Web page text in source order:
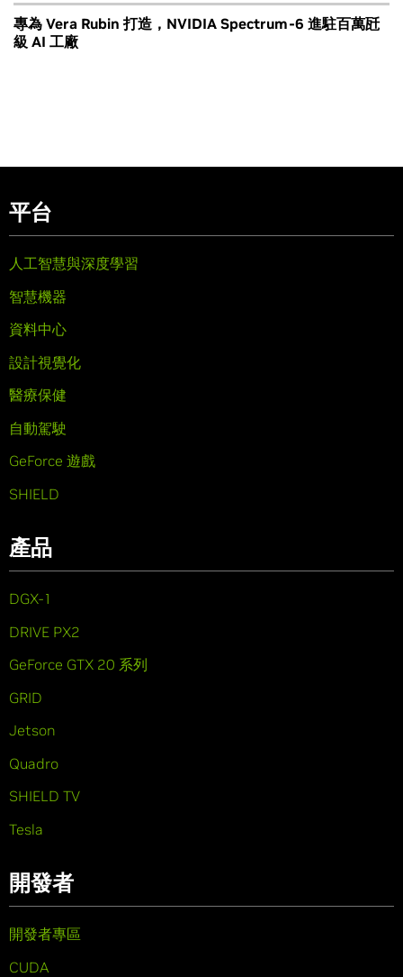
專為 Vera Rubin 打造，NVIDIA Spectrum-6 進駐百萬瓩
級 AI 工廠
平台
人工智慧與深度學習
智慧機器
資料中心
設計視覺化
醫療保健
自動駕駛
GeForce 遊戲
SHIELD
產品
DGX-1
DRIVE PX2
GeForce GTX 20 系列
GRID
Jetson
Quadro
SHIELD TV
Tesla
開發者
開發者專區
CUDA